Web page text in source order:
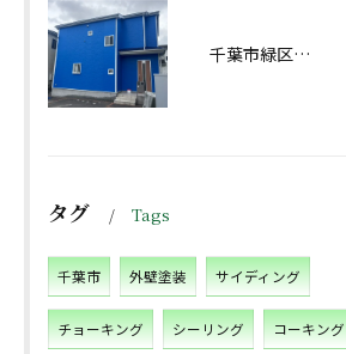
千葉市緑区あすみが丘屋根・外壁塗装工事完工しました！
タグ Tags
千葉市 外壁塗装 サイディング
チョーキング シーリング コーキング